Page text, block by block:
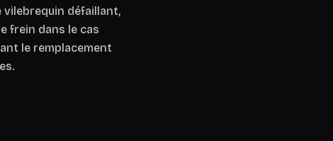
défaillant,
frein dans le cas
le remplacement